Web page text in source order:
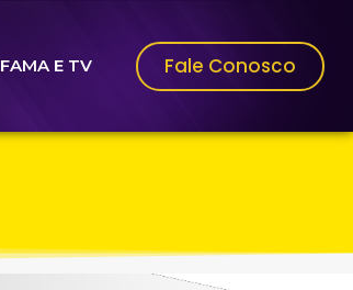
FAMA E TV Fale Conosco